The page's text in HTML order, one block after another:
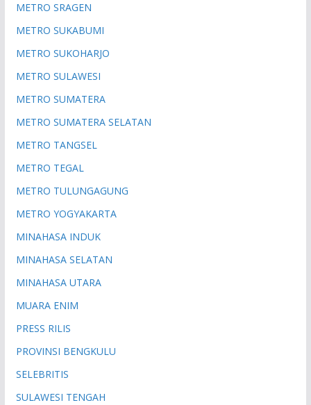
METRO SRAGEN
METRO SUKABUMI
METRO SUKOHARJO
METRO SULAWESI
METRO SUMATERA
METRO SUMATERA SELATAN
METRO TANGSEL
METRO TEGAL
METRO TULUNGAGUNG
METRO YOGYAKARTA
MINAHASA INDUK
MINAHASA SELATAN
MINAHASA UTARA
MUARA ENIM
PRESS RILIS
PROVINSI BENGKULU
SELEBRITIS
SULAWESI TENGAH